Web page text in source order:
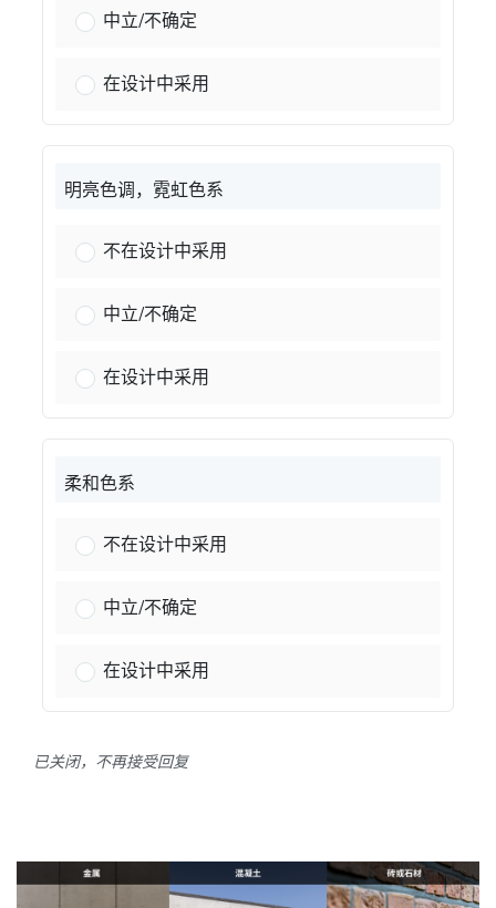
清爽的水生色调：
中立/不确定
清爽的水生色调：
在设计中采用
明亮色调，霓虹色系
鲜艳的霓虹色：
不在设计中采用
鲜艳的霓虹色：
中立/不确定
鲜艳的霓虹色：
在设计中采用
柔和色系
柔和的粉彩色系：
不在设计中采用
柔和的粉彩色系：
中立/不确定
柔和的粉彩色系：
在设计中采用
已关闭，不再接受回复